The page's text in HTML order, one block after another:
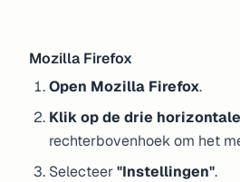
Mozilla Firefox
Open Mozilla Firefox.
Klik op de drie
rechterbovenhoek om het
Selecteer"Instellingen".